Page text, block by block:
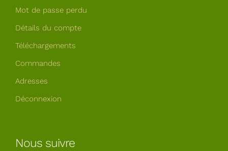
Mot de passe perdu
Détails du compte
Téléchargements
Commandes
Adresses
Déconnexion
Nous suivre